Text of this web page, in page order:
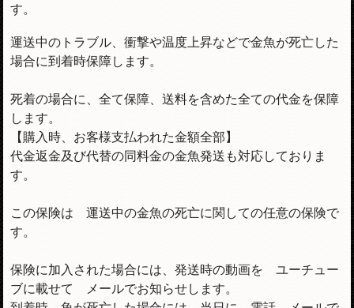
す。
運送中のトラブル、衝撃や温度上昇などで金魚が死亡した
場合に到着時保障します。
死着の場合に、全て保障、送料を含めた全ての代金を保障
します。
【購入時、お客様支払われた金額全部】
代金返金及び代替の同料金の金魚発送も対応しておりま
す。
この保険は 運送中の金魚の死亡に関しての任意の保険で
す。
保険に加入された場合には、発送時の動画を ユーチュー
ブに載せて メールでお知らせします。